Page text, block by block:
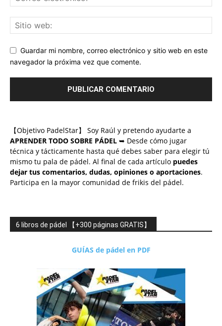
Guardar mi nombre, correo electrónico y sitio web en este
navegador la próxima vez que comente.
【Objetivo PadelStar】 Soy Raúl y pretendo ayudarte a
APRENDER TODO SOBRE PÁDEL ➥ Desde cómo jugar
técnica y tácticamente hasta qué debes saber para elegir tú
mismo tu pala de pádel. Al final de cada artículo puedes
dejar tus comentarios, dudas, opiniones o aportaciones.
Participa en la mayor comunidad de frikis del pádel.
6 libros de pádel 【+300 páginas GRATIS】
GUÍAS de pádel en PDF